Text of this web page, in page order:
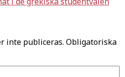
inte publiceras. Obligatoriska